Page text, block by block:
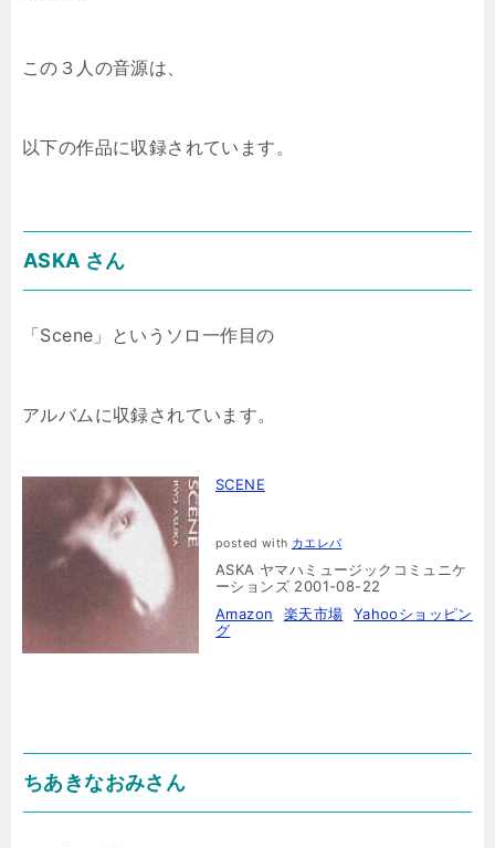
この３人の音源は、
以下の作品に収録されています。
ASKA さん
「Scene」というソロ一作目の
アルバムに収録されています。
SCENE
posted with カエレバ
ASKA ヤマハミュージックコミュニケ
ーションズ 2001-08-22
Amazon
楽天市場
Yahooショッピン
グ
ちあきなおみさん